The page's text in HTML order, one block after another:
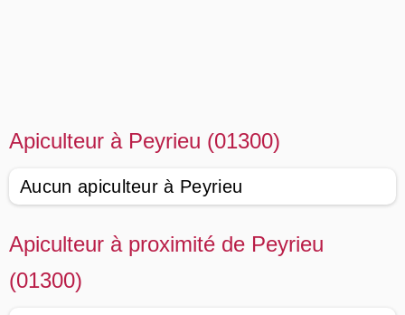
Apiculteur à Peyrieu (01300)
Aucun apiculteur à Peyrieu
Apiculteur à proximité de Peyrieu
(01300)